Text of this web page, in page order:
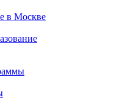
в Москве